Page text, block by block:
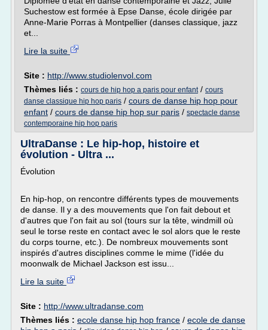
Suchestow est formée à Epse Danse, école dirigée par
Anne-Marie Porras à Montpellier (danses classique, jazz
et...
Lire la suite
Site : http://www.studiolenvol.com
Thèmes liés : cours de hip hop a paris pour enfant/ cours
danse classique hip hop paris / cours de danse hip hop pour
enfant / cours de danse hip hop sur paris / spectacle danse
contemporaine hip hop paris
UltraDanse : Le hip-hop, histoire et
évolution - Ultra ...
Évolution
En hip-hop, on rencontre différents types de mouvements
de danse. Il y a des mouvements que l'on fait debout et
d'autres que l'on fait au sol (tours sur la tête, windmill où
seul le torse reste en contact avec le sol alors que le reste
du corps tourne, etc.). De nombreux mouvements sont
inspirés d'autres disciplines comme le mime (l'idée du
moonwalk de Michael Jackson est issu...
Lire la suite
Site : http://www.ultradanse.com
Thèmes liés : ecole danse hip hop france / ecole de danse